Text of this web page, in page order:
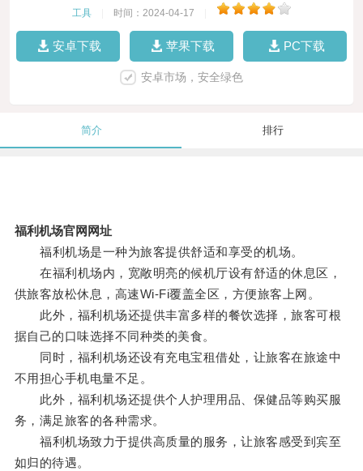
工具 时间：2024-04-17
安卓下载 苹果下载 PC下载
安卓市场，安全绿色
简介 排行
福利机场官网网址
福利机场是一种为旅客提供舒适和享受的机场。
在福利机场内，宽敞明亮的候机厅设有舒适的休息区，
供旅客放松休息，高速Wi-Fi覆盖全区，方便旅客上网。
此外，福利机场还提供丰富多样的餐饮选择，旅客可根
据自己的口味选择不同种类的美食。
同时，福利机场还设有充电宝租借处，让旅客在旅途中
不用担心手机电量不足。
此外，福利机场还提供个人护理用品、保健品等购买服
务，满足旅客的各种需求。
福利机场致力于提供高质量的服务，让旅客感受到宾至
如归的待遇。